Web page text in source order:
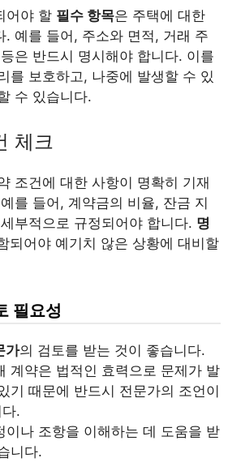
어야 할 필수 항목은 주택에 대한
. 예를 들어, 주소와 면적, 거래 주
은 반드시 명시해야 합니다. 이를
를 보호하고, 나중에 발생할 수 있
수 있습니다.
체크
조건에 대한 사항이 명확히 기재
를 들어, 계약금의 비율, 잔금 지
부적으로 규정되어야 합니다. 명
되어야 예기치 않은 상황에 대비할
필요성
가의 검토를 받는 것이 좋습니다.
계약은 법적인 효력으로 문제가 발
기 때문에 반드시 전문가의 조언이
.
이나 조항을 이해하는 데 도움을 받
니다.